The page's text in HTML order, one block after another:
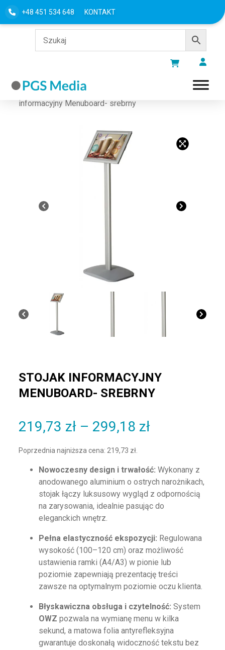
+48 451 534 648 KONTAKT
Strona główna/STOJAKI NA MENU
informacyjny Menuboard- srebrny
STOJAK INFORMACYJNY
MENUBOARD- SREBRNY
219,73 zł – 299,18 złZakres cen:
Poprzednia najniższa cena: 219,73 zł
Nowoczesny design i trwałość: Wykonany z
anodowanego aluminium o ostrych narożnikach,
stojak łączy luksusowy wygląd z odpornością
na zarysowania, idealnie pasując do
eleganckich wnętrz.
Pełna elastyczność ekspozycji: Regulowana
wysokość (100–120 cm) oraz możliwość
ustawienia ramki (A4/A3) w pionie lub
poziomie zapewniają prezentację treści
zawsze na optymalnym poziomie oczu klienta.
Błyskawiczna obsługa i czytelność: System
OWZ pozwala na wymianę menu w kilka
sekund, a matowa folia antyrefleksyjna
gwarantuje doskonałą widoczność tekstu bez